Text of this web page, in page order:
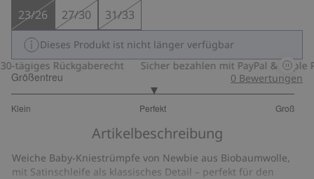
23/26 27/30 31/33
Dieses Produkt ist nicht länger verfügbar
Rückgaberecht
Sicher bezahlen mit PayPal & Apple Pay
Größentreu
Klein Perfekt Groß
von
22
Bewertungen
0 Bewertungen
Artikelbeschreibung
Weiche Baby-Kniestrümpfe von Newbie aus Biobaumwolle,
mit Satinschleife als klassisches Detail – perfekt für den